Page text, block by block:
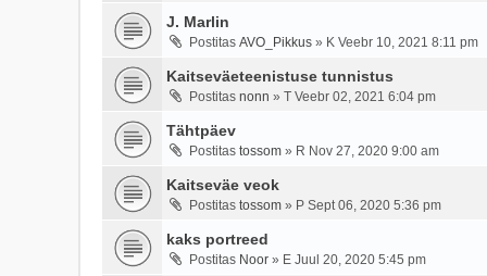
J. Marlin
Postitas AVO_Pikkus » K Veebr 10, 2021 8:11 pm
Kaitseväeteenistuse tunnistus
Postitas nonn » T Veebr 02, 2021 6:04 pm
Tähtpäev
Postitas tossom » R Nov 27, 2020 9:00 am
Kaitseväe veok
Postitas tossom » P Sept 06, 2020 5:36 pm
kaks portreed
Postitas Noor » E Juul 20, 2020 5:45 pm